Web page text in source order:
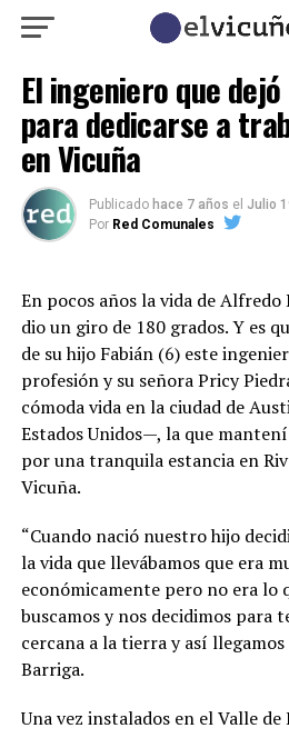
El ingeniero que
para dedicarse a
en Vicuña
Publicado hace 7 años el Julio
Por Red Comunales
En pocos años la vida de
dio un giro de 180 grados. Y es
de su hijo Fabián (6) este
profesión y su señora Pricy
cómoda vida en la ciudad de
Estados Unidos—, la que
por una tranquila estancia en
Vicuña.
“Cuando nació nuestro hijo
la vida que llevábamos que era
económicamente pero no era lo
buscamos y nos decidimos para
cercana a la tierra y así
Barriga.
Una vez instalados en el Valle de